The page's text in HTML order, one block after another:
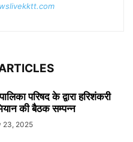
परिषद के द्वारा हरिशंकरी
की बैठक सम्पन्न
23, 2025